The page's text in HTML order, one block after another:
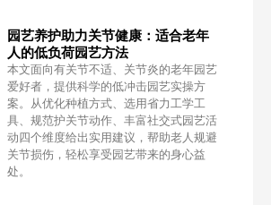
园艺养护助力关节健康：适合老年
人的低负荷园艺方法
本文面向有关节不适、关节炎的老年园艺
爱好者，提供科学的低冲击园艺实操方
案。从优化种植方式、选用省力工学工
具、规范护关节动作、丰富社交式园艺活
动四个维度给出实用建议，帮助老人规避
关节损伤，轻松享受园艺带来的身心益
处。